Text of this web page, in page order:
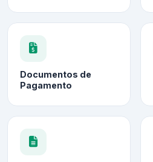
Documentos de
Pagamento